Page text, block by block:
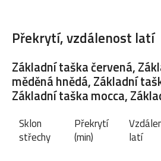
Překrytí, vzdálenost latí
Základní taška červená,
měděná hnědá, Základní
Základní taška mocca,
Sklon
střechy
Překrytí
(min)
latí